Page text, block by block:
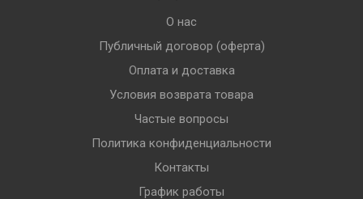
О нас
Публичный договор (оферта)
Оплата и доставка
Условия возврата товара
Частые вопросы
Политика конфиденциальности
Контакты
График работы